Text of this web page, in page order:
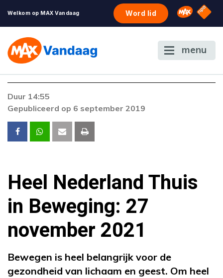
Welkom op MAX Vandaag Word lid Omroep
NPO
menu
Duur 14:55
Gepubliceerd op 6 september 2019
Heel Nederland Thuis
in Beweging: 27
november 2021
Bewegen is heel belangrijk voor de
gezondheid van lichaam en geest. Om heel